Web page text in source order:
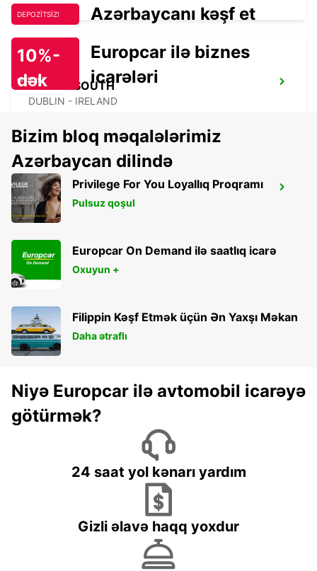
DUBLIN SOUTH
DUBLIN - IRELAND
DUBLIN SOUTH SANDYFORD
SANDYFORD - IRELAND
DEPOZİTSİZ! Azərbaycanı kəşf et
10%-
dək
endirim!
Europcar ilə biznes
icarələri
Bizim bloq məqalələrimiz
Azərbaycan dilində
Privilege For You Loyallıq Proqramı
Pulsuz qoşul
Europcar On Demand ilə saatlıq icarə
Oxuyun +
Filippin Kəşf Etmək üçün Ən Yaxşı Məkan
Daha ətraflı
Niyə Europcar ilə avtomobil icarəyə
götürmək?
24 saat yol kənarı yardım
Gizli əlavə haqq yoxdur